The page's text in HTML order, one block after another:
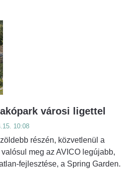
városi ligettel
10:08
részén, közvetlenül a
meg az AVICO legújabb,
fejlesztése, a Spring Garden.